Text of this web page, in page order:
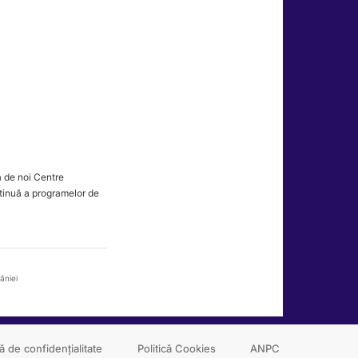
de noi Centre
a programelor de
de confidențialitate Politică Cookies ANPC